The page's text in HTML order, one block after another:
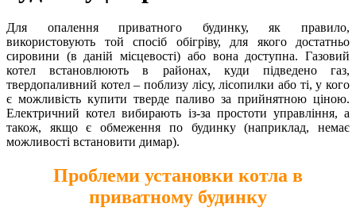
Для опалення приватного будинку, як правило,
використовують той спосіб обігріву, для якого достатньо
сировини (в даній місцевості) або вона доступна. Газовий
котел встановлюють в районах, куди підведено газ,
твердопаливний котел – поблизу лісу, лісопилки або ті, у кого
є можливість купити тверде паливо за прийнятною ціною.
Електричний котел вибирають із-за простоти управління, а
також, якщо є обмеження по будинку (наприклад, немає
можливості встановити димар).
Проблеми установки котла в
приватному будинку